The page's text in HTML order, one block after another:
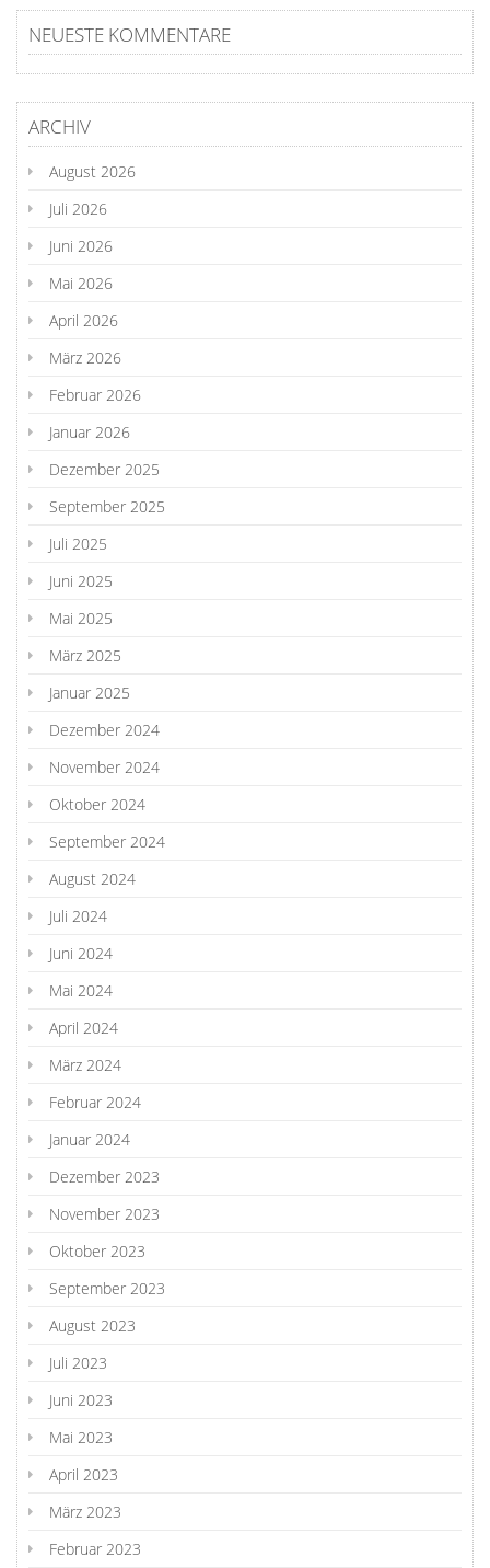
NEUESTE KOMMENTARE
ARCHIV
August 2026
Juli 2026
Juni 2026
Mai 2026
April 2026
März 2026
Februar 2026
Januar 2026
Dezember 2025
September 2025
Juli 2025
Juni 2025
Mai 2025
März 2025
Januar 2025
Dezember 2024
November 2024
Oktober 2024
September 2024
August 2024
Juli 2024
Juni 2024
Mai 2024
April 2024
März 2024
Februar 2024
Januar 2024
Dezember 2023
November 2023
Oktober 2023
September 2023
August 2023
Juli 2023
Juni 2023
Mai 2023
April 2023
März 2023
Februar 2023